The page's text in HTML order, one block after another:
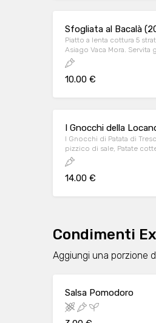
Sfogliata al Bacalà
Piatto a lenta cottura 5
Asiago Vaca Mora. Servita
10.00 €
I Gnocchi della
I Gnocchi di Patata di
pizzico di sale, Patate
14.00 €
Condimenti
Aggiungi una porzione
Salsa Pomodoro